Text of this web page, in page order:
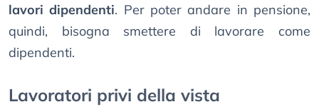
lavori dipendenti. Per poter andare in pensione,
quindi, bisogna smettere di lavorare come
dipendenti.
Lavoratori privi della vista